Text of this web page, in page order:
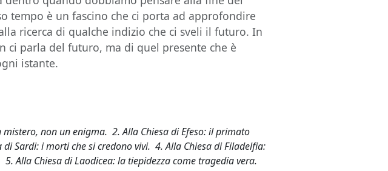
tempo è un fascino che ci porta ad approfondire
ricerca di qualche indizio che ci sveli il futuro. In
ci parla del futuro, ma di quel presente che è
istante.
mistero, non un enigma. 2. Alla Chiesa di Efeso: il primato
di Sardi: i morti che si credono vivi. 4. Alla Chiesa di Filadelfia:
Alla Chiesa di Laodicea: la tiepidezza come tragedia vera.